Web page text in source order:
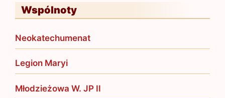
Wspólnoty
Neokatechumenat
Legion Maryi
Młodzieżowa W. JP II